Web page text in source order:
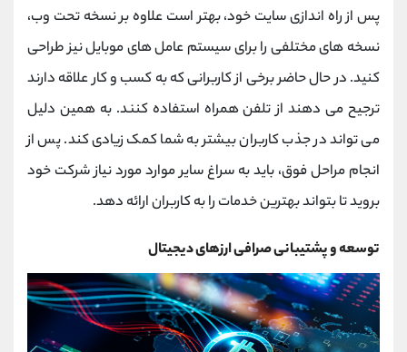
پس از راه اندازی سایت خود، بهتر است علاوه بر نسخه تحت وب،
نسخه های مختلفی را برای سیستم عامل های موبایل نیز طراحی
کنید. در حال حاضر برخی از کاربرانی که به کسب و کار علاقه دارند
ترجیح می دهند از تلفن همراه استفاده کنند. به همین دلیل
می تواند در جذب کاربران بیشتر به شما کمک زیادی کند. پس از
انجام مراحل فوق، باید به سراغ سایر موارد مورد نیاز شرکت خود
بروید تا بتواند بهترین خدمات را به کاربران ارائه دهد.
توسعه و پشتیبانی صرافی ارزهای دیجیتال